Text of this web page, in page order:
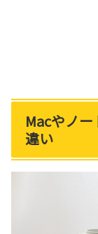
Macやノ
違い